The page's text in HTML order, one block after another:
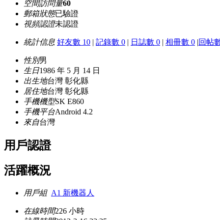
空間訪問量60
郵箱狀態已驗證
視頻認證未認證
統計信息 好友數 10 | 記錄數 0 | 日誌數 0 | 相冊數 0 |回帖
性別男
生日1986 年 5 月 14 日
出生地台灣 彰化縣
居住地台灣 彰化縣
手機機型SK E860
手機平台Android 4.2
來自台灣
用戶認證
活躍概況
用戶組 A1 新機器人
在線時間226 小時